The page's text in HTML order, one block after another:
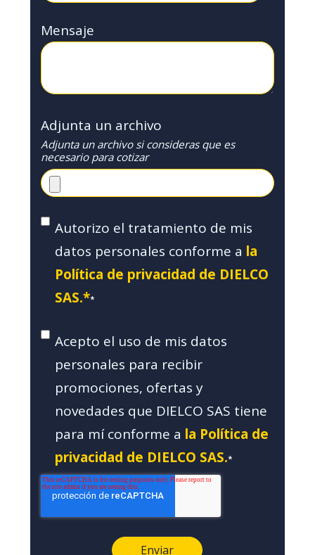
Mensaje
Adjunta un archivo
Adjunta un archivo si consideras que es
necesario para cotizar
Autorizo el tratamiento de mis
datos personales conforme a la
Política de privacidad de DIELCO
SAS.**
Acepto el uso de mis datos
personales para recibir
promociones, ofertas y
novedades que DIELCO SAS tiene
para mí conforme a la Política de
privacidad de DIELCO SAS.*